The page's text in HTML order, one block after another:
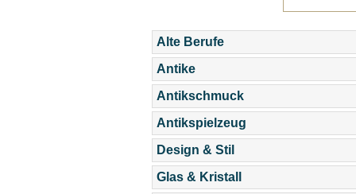
Alte Berufe
Antike
Antikschmuck
Antikspielzeug
Design & Stil
Glas & Kristall